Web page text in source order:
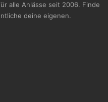
alle Anlässe seit 2006. Finde
deine eigenen.